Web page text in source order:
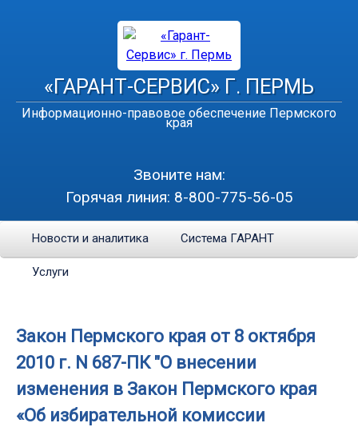
«ГАРАНТ-СЕРВИС» Г. ПЕРМЬ
Информационно-правовое обеспечение Пермского
края
Звоните нам:
Горячая линия: 8-800-775-56-05
Новости и аналитика Система ГАРАНТ
Услуги
Закон Пермского края от 8 октября
2010 г. N 687-ПК "О внесении
изменения в Закон Пермского края
«Об избирательной комиссии